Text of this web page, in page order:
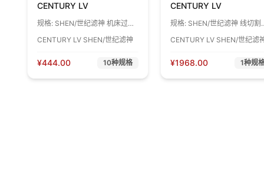
CENTURY LV
规格: SHEN/世纪滤神 机床过滤
CENTURY LV SHEN/世纪滤神
¥444.00 10种规格
CENTURY LV
规格: SHEN/世纪滤神 线切割
φ100*φ60*220 1个
CENTURY LV SHEN/世纪滤
¥1968.00 1种规